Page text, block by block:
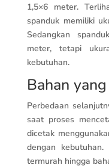
1,5×6 meter.
spanduk memiliki
Sedangkan
meter, tetapi
kebutuhan.
Bahan
Perbedaan
saat proses
dicetak
dengan
termurah hingga